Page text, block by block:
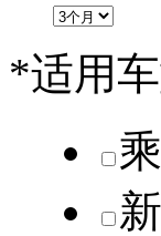
*适用车